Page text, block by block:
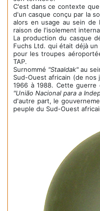
C'est dans ce contexte
d'un casque conçu par la
alors en usage au sein de
raison de l'isolement
La production du casque
Fuchs Ltd. qui était déjà
pour les troupes
TAP.
Surnommé "Staaldak"au
Sud-Ouest africain (de
1966 à 1988. Cette
"União Nacional para a
d'autre part, le
peuple du Sud-Ouest